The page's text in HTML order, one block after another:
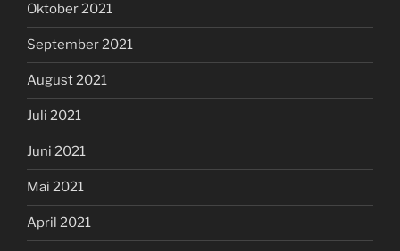
Oktober 2021
September 2021
August 2021
Juli 2021
Juni 2021
Mai 2021
April 2021